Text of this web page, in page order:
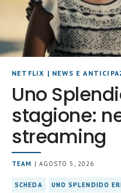
NETFLIX | NEWS E
Uno
stagione:
streaming
TEAM | AGOSTO 5, 2026
SCHEDA UNO SPLENDIDO